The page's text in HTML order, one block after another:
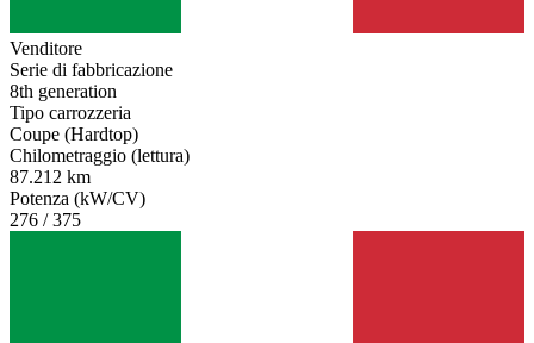
Venditore
Serie di fabbricazione
8th generation
Tipo carrozzeria
Coupe (Hardtop)
Chilometraggio (lettura)
87.212 km
Potenza (kW/CV)
276 / 375